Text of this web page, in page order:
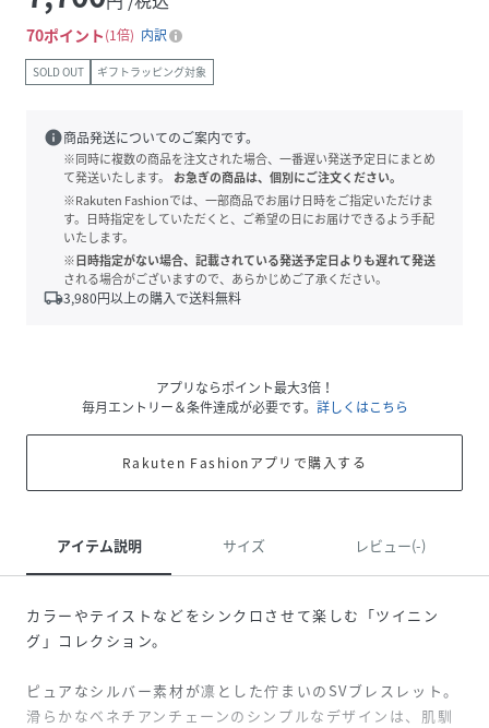
70ポイント 1倍 内訳
SOLD OUT ギフトラッピング対象
info商品発送についてのご案内です。
※同時に複数の商品を注文された場合、一番遅い発送予定日にまとめ
て発送いたします。
お急ぎの商品は、個別にご注文ください。
※Rakuten Fashionでは、一部商品でお届け日時をご指定いただけま
す。日時指定をしていただくと、ご希望の日にお届けできるよう手配
いたします。
※日時指定がない場合、記載されている発送予定日よりも遅れて発送
される場合がございますので、あらかじめご了承ください。
local_shipping3,980円以上の購入で送料無料
アプリならポイント最大3倍！
毎月エントリー＆条件達成が必要です。 詳しくはこちら
Rakuten Fashionアプリで購入する
アイテム説明 サイズ レビュー(-)
カラーやテイストなどをシンクロさせて楽しむ「ツイニン
グ」コレクション。
ピュアなシルバー素材が凛とした佇まいのSVブレスレット。
滑らかなベネチアンチェーンのシンプルなデザインは、肌馴